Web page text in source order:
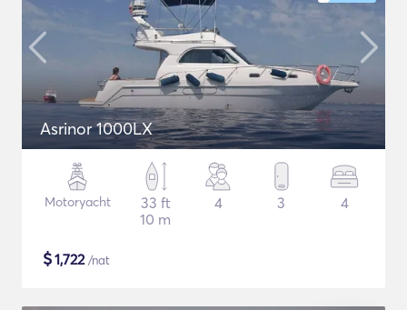
Asrinor 1000LX
Motoryacht
33 ft
10 m
4 3 4
$1,722/nat